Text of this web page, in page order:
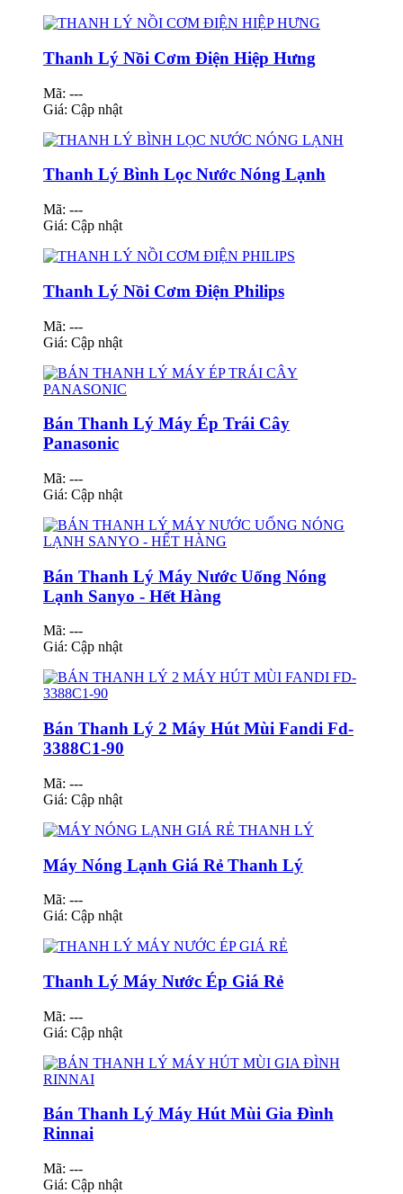
Thanh Lý Nồi Cơm Điện Hiệp Hưng
Mã: ---
Giá: Cập nhật
Thanh Lý Bình Lọc Nước Nóng Lạnh
Mã: ---
Giá: Cập nhật
Thanh Lý Nồi Cơm Điện Philips
Mã: ---
Giá: Cập nhật
Bán Thanh Lý Máy Ép Trái Cây
Panasonic
Mã: ---
Giá: Cập nhật
Bán Thanh Lý Máy Nước Uống Nóng
Lạnh Sanyo - Hết Hàng
Mã: ---
Giá: Cập nhật
Bán Thanh Lý 2 Máy Hút Mùi Fandi Fd-
3388C1-90
Mã: ---
Giá: Cập nhật
Máy Nóng Lạnh Giá Rẻ Thanh Lý
Mã: ---
Giá: Cập nhật
Thanh Lý Máy Nước Ép Giá Rẻ
Mã: ---
Giá: Cập nhật
Bán Thanh Lý Máy Hút Mùi Gia Đình
Rinnai
Mã: ---
Giá: Cập nhật